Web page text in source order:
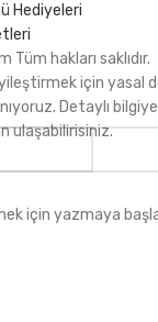
Hediyeleri
hakları saklıdır.
için yazmaya
için yasal
Detaylı
ulaşabilirisiniz.